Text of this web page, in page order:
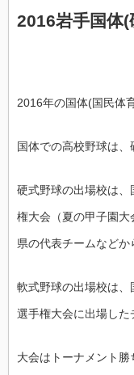
2016岩手国体(
2016年の国体(国民体
国体での高校野球は、
硬式野球の出場校は
権大会（夏の甲子園
県の代表チームなどか
軟式野球の出場校は
選手権大会に出場した
大会はトーナメント勝